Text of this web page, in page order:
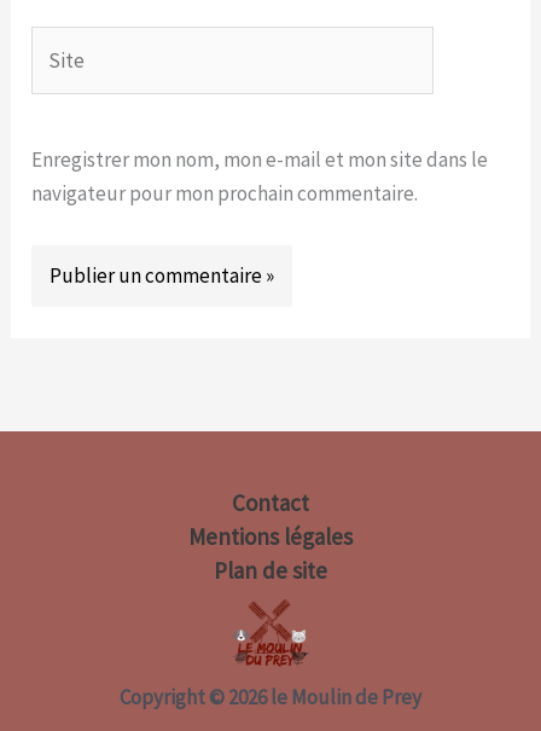
Enregistrer mon nom, mon e-mail et mon site dans le
navigateur pour mon prochain commentaire.
Contact
Mentions légales
Plan de site
Copyright © 2026 le Moulin de Prey